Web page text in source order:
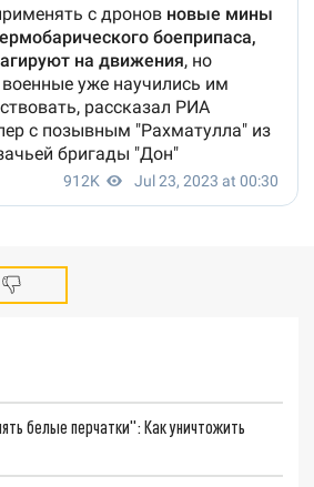
белые перчатки": Как уничтожить